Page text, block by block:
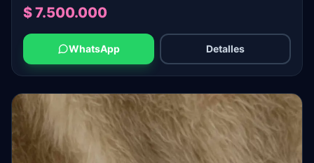
$ 7.500.000
WhatsApp Detalles